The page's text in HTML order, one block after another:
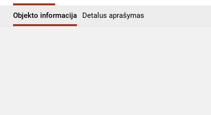
Objekto informacija Detalus aprašymas